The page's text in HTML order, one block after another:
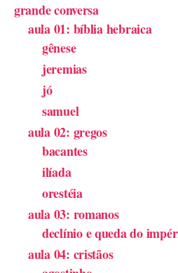
grande conversa
aula 01: bíblia hebraica
gênese
jeremias
jó
samuel
aula 02: gregos
bacantes
ilíada
orestéia
aula 03: romanos
declínio e queda do
aula 04: cristãos